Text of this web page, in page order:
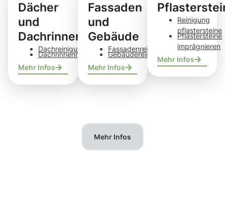
Dächer
und
Dachrinnen
Dachreinigung
Dachrinnenreinigung
Mehr Infos
Fassaden
und
Gebäude
Fassadenreinigung
Gebäudereinigung
Mehr Infos
Reinigung
pflastersteine
Pflastersteine
imprägnieren
Mehr Infos
Mehr Infos